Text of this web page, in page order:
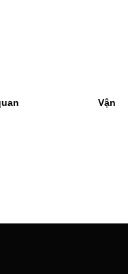
Gom hàng & Kho